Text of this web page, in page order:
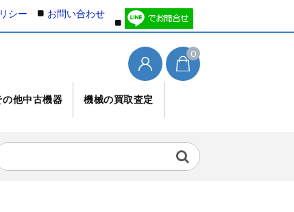
0
の他中古機器 機械の買取査定
シー お問い合わせ